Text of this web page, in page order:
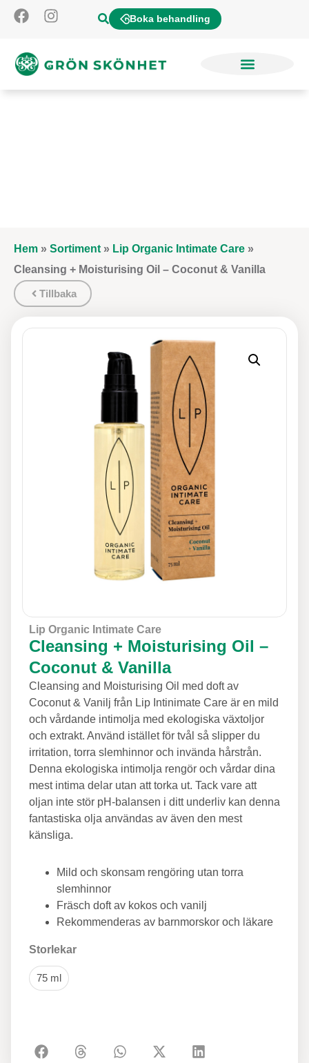
Boka behandling
Tillbaka
Hem » Sortiment » Lip Organic Intimate Care »
Cleansing + Moisturising Oil – Coconut & Vanilla
Lip Organic Intimate Care
Cleansing + Moisturising Oil –
Coconut & Vanilla
Cleansing and Moisturising Oil med doft av
Coconut & Vanilj från Lip Intinimate Care är en mild
och vårdande intimolja med ekologiska växtoljor
och extrakt. Använd istället för tvål så slipper du
irritation, torra slemhinnor och invända hårstrån.
Denna ekologiska intimolja rengör och vårdar dina
mest intima delar utan att torka ut. Tack vare att
oljan inte stör pH-balansen i ditt underliv kan denna
fantastiska olja användas av även den mest
känsliga.
Mild och skonsam rengöring utan torra
slemhinnor
Fräsch doft av kokos och vanilj
Rekommenderas av barnmorskor och läkare
Storlekar
75 ml